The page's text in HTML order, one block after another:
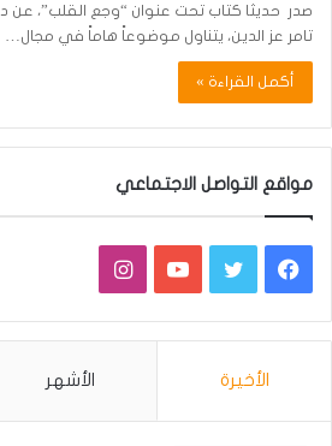
صدر حديثا كتاب تحت عنوان “وجع القلب”، عن
تامر عز الدين، يتناول موضوعاً هاماً في مجال…
أكمل القراءة »
مواقع التواصل الاجتماعي
فيسبوكتويتر يوتيوبانستقرام
الأخيرة الأشهر